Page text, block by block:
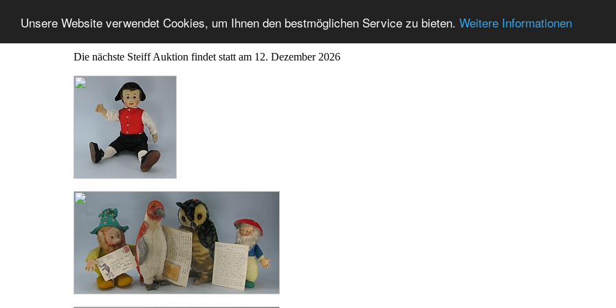
Unsere Website verwendet Cookies, um Ihnen den bestmöglichen Service zu bieten. Weitere Informationen
Die nächste Steiff Auktion findet statt am 12. Dezember 2026